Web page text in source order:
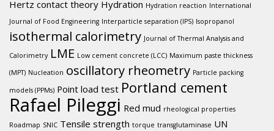
Hertz contact theory Hydration Hydration reaction International
Journal of Food Engineering Interparticle separation (IPS) Isopropanol
isothermal calorimetry Journal of Thermal Analysis and
Calorimetry LME Low cement concrete (LCC) Maximum paste thickness
(MPT) Nucleation oscillatory rheometry Particle packing
models (PPMs) Point load test Portland cement
Rafael Pileggi Red mud rheological properties
Roadmap SNIC Tensile strength torque transglutaminase UN